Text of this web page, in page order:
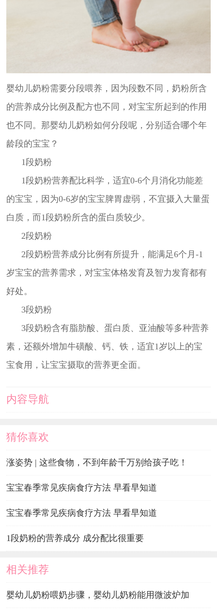
婴幼儿奶粉需要分段喂养，因为段数不同，奶粉所含
的营养成分比例及配方也不同，对宝宝所起到的作用
也不同。那婴幼儿奶粉如何分段呢，分别适合哪个年
龄段的宝宝？
1段奶粉
1段奶粉营养配比科学，适宜0-6个月消化功能差
的宝宝，因为0-6岁的宝宝脾胃虚弱，不宜摄入大量蛋
白质，而1段奶粉所含的蛋白质较少。
2段奶粉
2段奶粉营养成分比例有所提升，能满足6个月-1
岁宝宝的营养需求，对宝宝体格发育及智力发育都有
好处。
3段奶粉
3段奶粉含有脂肪酸、蛋白质、亚油酸等多种营养
素，还额外增加牛磺酸、钙、铁，适宜1岁以上的宝
宝食用，让宝宝摄取的营养更全面。
内容导航
猜你喜欢
涨姿势 | 这些食物，不到年龄千万别给孩子吃！
宝宝春季常见疾病食疗方法 早看早知道
宝宝春季常见疾病食疗方法 早看早知道
1段奶粉的营养成分 成分配比很重要
相关推荐
婴幼儿奶粉喂奶步骤，婴幼儿奶粉能用微波炉加